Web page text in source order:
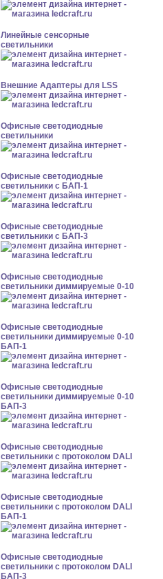
Линейные сенсорные
светильники
Внешние Адаптеры для LSS
Офисные светодиодные
светильники
Офисные светодиодные
светильники с БАП-1
Офисные светодиодные
светильники с БАП-3
Офисные светодиодные
светильники диммируемые 0-10
Офисные светодиодные
светильники диммируемые 0-10
БАП-1
Офисные светодиодные
светильники диммируемые 0-10
БАП-3
Офисные светодиодные
светильники с протоколом DALI
Офисные светодиодные
светильники с протоколом DALI
БАП-1
Офисные светодиодные
светильники с протоколом DALI
БАП-3